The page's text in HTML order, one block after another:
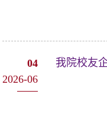
04
2026-06